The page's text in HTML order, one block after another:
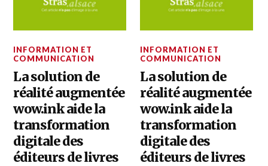
INFORMATION ET
COMMUNICATION
La solution de
réalité augmentée
wow.ink aide la
transformation
digitale des
éditeurs de livres
INFORMATION ET
COMMUNICATION
La solution de
réalité augmentée
wow.ink aide la
transformation
digitale des
éditeurs de livres